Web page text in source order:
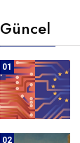
Güncel
01
02